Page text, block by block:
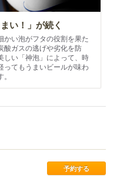
まい！」が続く
かい泡がフタの役割を果た
酸ガスの逃げや劣化を防
しい「神泡」によって、時
ってもうまいビールが味わ
予約する